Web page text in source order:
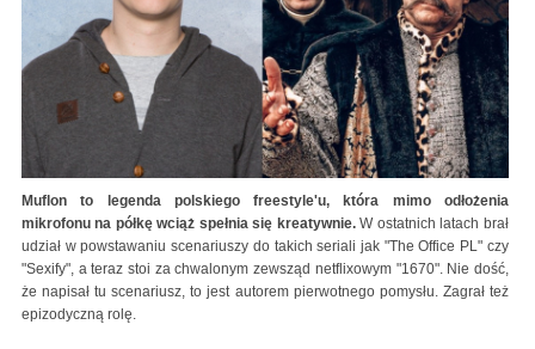
Muflon to legenda polskiego freestyle'u, która mimo odłożenia
mikrofonu na półkę wciąż spełnia się kreatywnie.W ostatnich latach brał
udział w powstawaniu scenariuszy do takich seriali jak "The Office PL" czy
"Sexify", a teraz stoi za chwalonym zewsząd netflixowym "1670". Nie dość,
że napisał tu scenariusz, to jest autorem pierwotnego pomysłu. Zagrał też
epizodyczną rolę.